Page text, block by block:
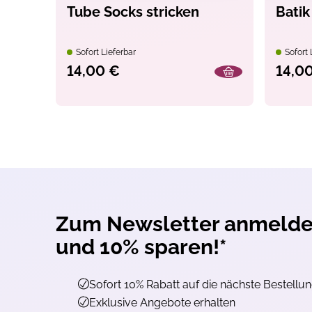
Tube Socks stricken
Sofort Lieferbar
14,00 €
Batik
Sofort
Zum Newsletter
und 10% sparen!*
Sofort 10% Rabatt auf die nächste
Exklusive Angebote erhalten
Ich willige ein, den
Klickverhalten